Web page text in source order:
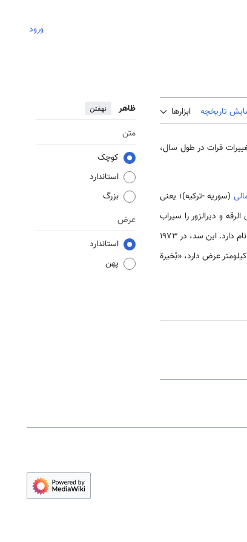
ورود
تاریخچه ابزارها ظاهر نهفتن
متن
کوچک
استاندارد
بزرگ
عرض
استاندارد
پهن
حجم تغییرات فرات در طول سال،
(سوریه -ترکیه)؛ یعنی
و دیرالزور را سیراب
می‌کند. سدهای فراوانی در مسیر این رود بنا شده‌اند که مهم‌ترین آن‌ها، سد «الطبقه» و به مناسبت شهر مجاور خود، «الثّورة» نام دارد. این سد، در 1973
طول و به‌طور متوسط ​​هشت کیلومتر عرض دارد، «بُحَیرة